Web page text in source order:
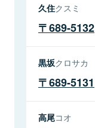
久住クスミ
689-5132
黒坂クロサカ
689-5131
高尾コオ